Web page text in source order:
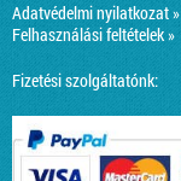
Adatvédelmi nyilatkozat »
Felhasználási feltételek »
Fizetési szolgáltatónk: